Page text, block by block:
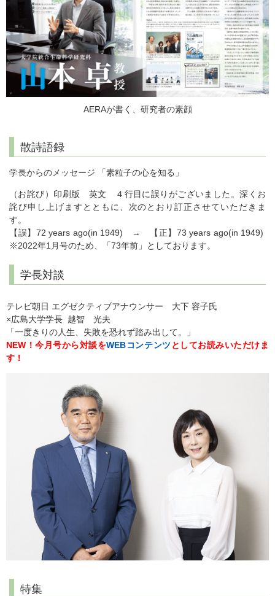
AERAが書く、研究者の素顔
散詩語録
学長からのメッセージ 「素粒子の心を知る」
（お詫び）印刷版 英文 ４行目に誤りがございました。深くお
詫び申し上げますとともに、次のとおり訂正させていただきま
す。
【誤】72 years ago(in 1949) → 【正】73 years ago(in 1949)
※2022年1月号のため、「73年前」としております。
学長対談
テレビ朝日 エグゼクティブアナウンサー 大下 容子氏
×広島大学学長 越智 光夫
「一度きりの人生、失敗を恐れず踏み出して。」
NEW！今月号から対談をWEBコンテンツ としてお読みいただけま
す！
特集